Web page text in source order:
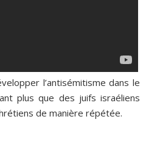
l’antisémitisme dans le
plus que des juifs israéliens
de manière répétée.